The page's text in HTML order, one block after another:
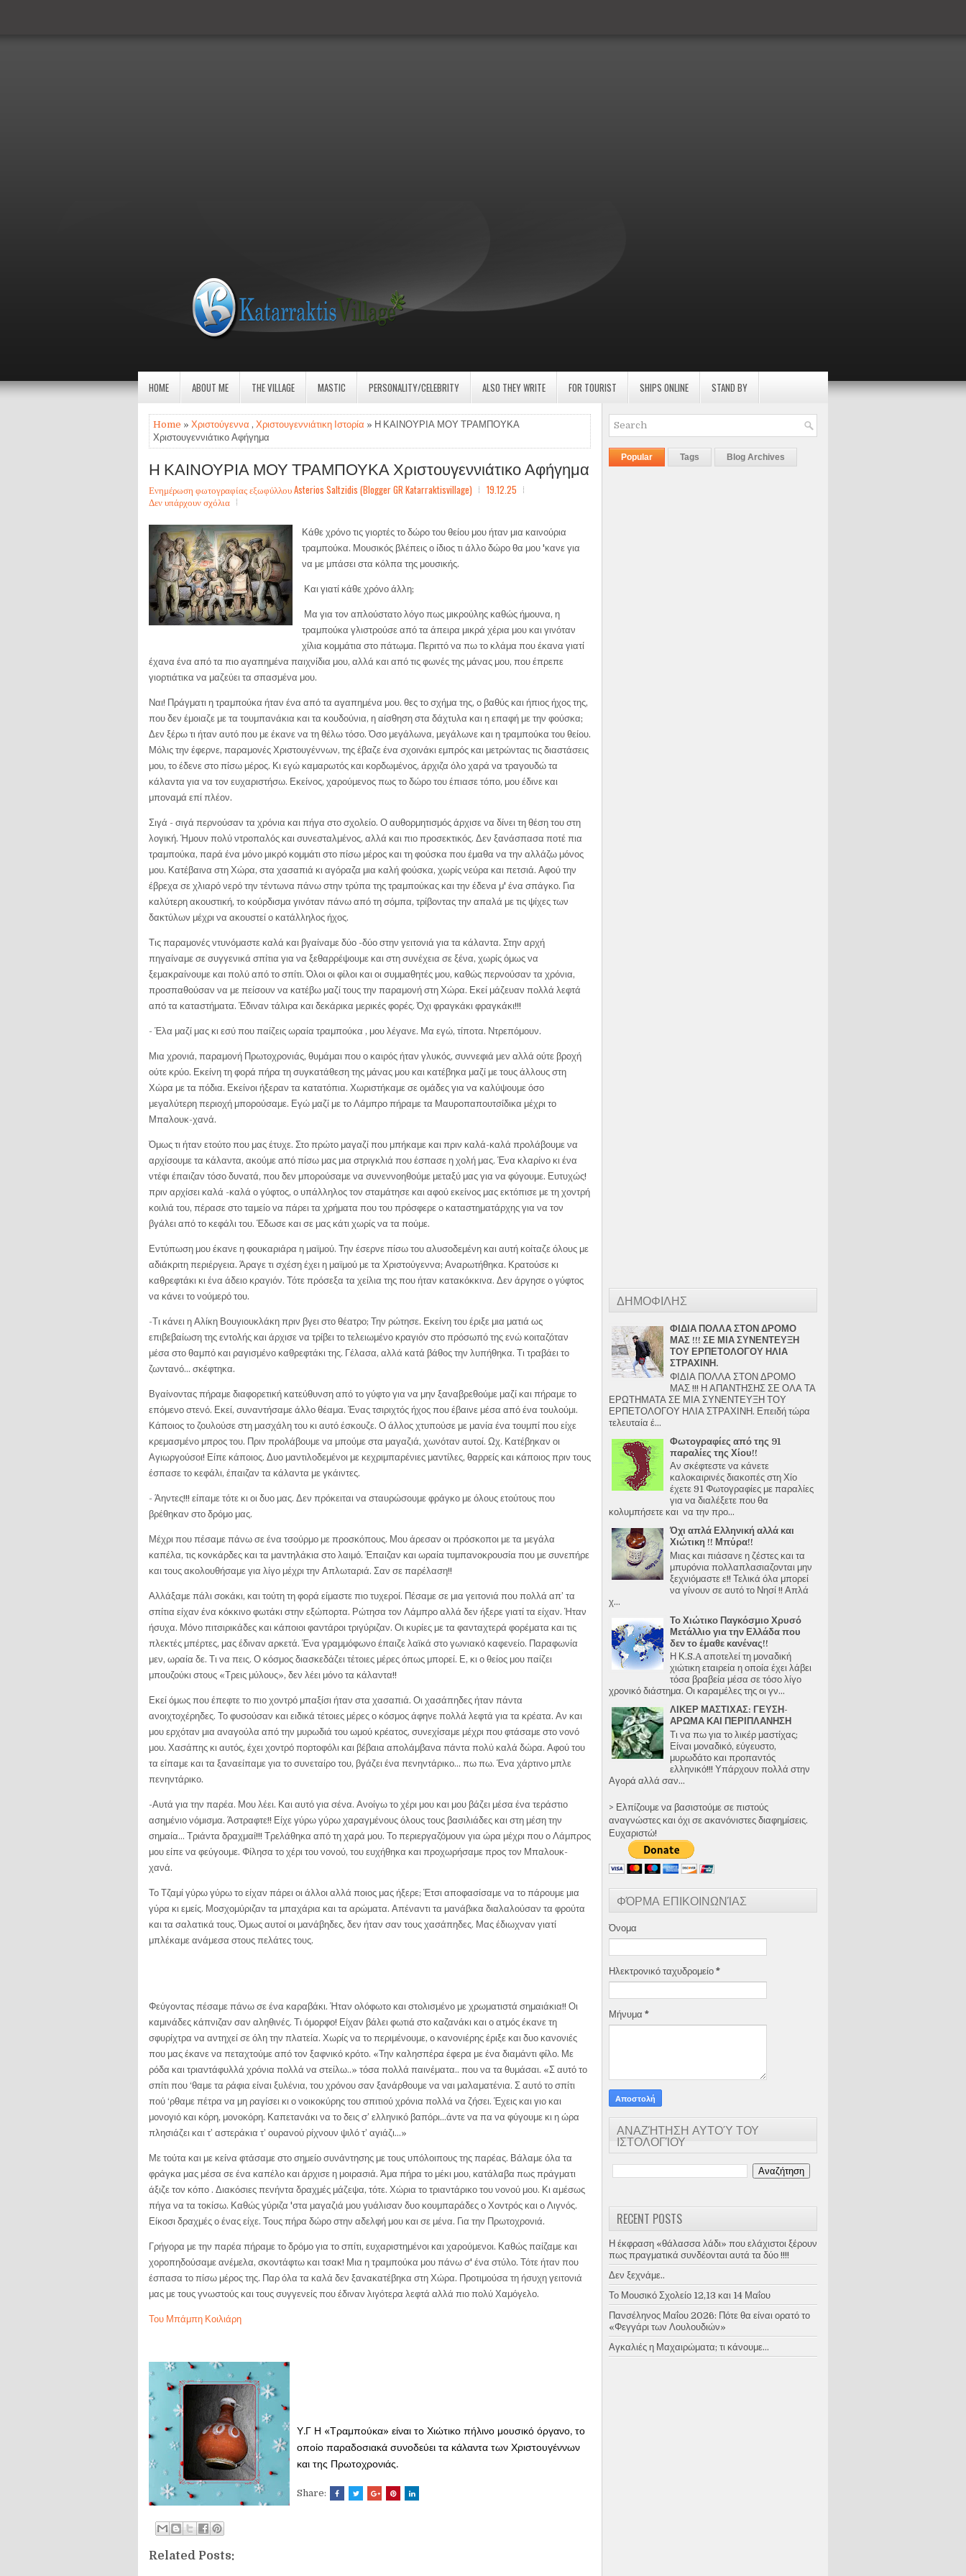
HOME ABOUT ME THE VILLAGE MASTIC PERSONALITY/CELEBRITY ALSO THEY WRITE FOR TOURIST SHIPS ONLINE STAND BY
Home » Χριστούγεννα , Χριστουγεννιάτικη Ιστορία » Η ΚΑΙΝΟΥΡΙΑ ΜΟΥ ΤΡΑΜΠΟΥΚΑ
Χριστουγεννιάτικο Αφήγημα
Η ΚΑΙΝΟΥΡΙΑ ΜΟΥ ΤΡΑΜΠΟΥΚΑ Χριστουγεννιάτικο Αφήγημα
Ενημέρωση φωτογραφίας εξωφύλλου Asterios Saltzidis (Blogger GR Katarraktisvillage)
19.12.25
Δεν υπάρχουν σχόλια
Κάθε χρόνο τις γιορτές το δώρο του θείου μου ήταν μια καινούρια
τραμπούκα. Μουσικός βλέπεις ο ίδιος τι άλλο δώρο θα μου 'κανε για
να με μπάσει στα κόλπα της μουσικής.
Και γιατί κάθε χρόνο άλλη;
Μα για τον απλούστατο λόγο πως μικρούλης καθώς ήμουνα, η
τραμπούκα γλιστρούσε από τα άπειρα μικρά χέρια μου και γινόταν
χίλια κομμάτια στο πάτωμα. Περιττό να πω το κλάμα που έκανα γιατί
έχανα ένα από τα πιο αγαπημένα παιχνίδια μου, αλλά και από τις φωνές της μάνας μου, που έπρεπε
γιορτιάτικα να μαζεύει τα σπασμένα μου.
Ναι! Πράγματι η τραμπούκα ήταν ένα από τα αγαπημένα μου. θες το σχήμα της, ο βαθύς και ήπιος ήχος της,
που δεν έμοιαζε με τα τουμπανάκια και τα κουδούνια, η αίσθηση στα δάχτυλα και η επαφή με την φούσκα;
Δεν ξέρω τι ήταν αυτό που με έκανε να τη θέλω τόσο. Όσο μεγάλωνα, μεγάλωνε και η τραμπούκα του θείου.
Μόλις την έφερνε, παραμονές Χριστουγέννων, της έβαζε ένα σχοινάκι εμπρός και μετρώντας τις διαστάσεις
μου, το έδενε στο πίσω μέρος. Κι εγώ καμαρωτός και κορδωμένος, άρχιζα όλο χαρά να τραγου­δώ τα
κάλαντα για να τον ευχαριστήσω. Εκείνος, χαρούμενος πως το δώρο του έπιασε τόπο, μου έδινε και
μποναμά επί πλέον.
Σιγά - σιγά περνούσαν τα χρόνια και πήγα στο σχολείο. Ο αυθορμητι­σμός άρχισε να δίνει τη θέση του στη
λογική. Ήμουν πολύ ντροπαλός και συ­νεσταλμένος, αλλά και πιο προσεκτικός. Δεν ξανάσπασα ποτέ πια
τραμπούκα, παρά ένα μόνο μικρό κομμάτι στο πίσω μέρος και τη φούσκα που έμαθα να την αλλάζω μόνος
μου. Κατέβαινα στη Χώρα, στα χασαπιά κι αγόραζα μια κα­λή φούσκα, χωρίς νεύρα και πετσιά. Αφού την
έβρεχα σε χλιαρό νερό την τέντωνα πάνω στην τρύπα της τραμπούκας και την έδενα μ' ένα σπάγκο. Για
καλύτερη ακουστική, το κούρδισμα γινόταν πάνω από τη σόμπα, τρίβοντας την απαλά με τις ψίχες των
δακτύλων μέχρι να ακουστεί ο κατάλληλος ήχος.
Τις παραμονές ντυνόμαστε καλά και βγαίναμε δύο -δύο στην γειτονιά για τα κά­λαντα. Στην αρχή
πηγαίναμε σε συγγενικά σπίτια για να ξεθαρρέψουμε και στη συνέχεια σε ξένα, χωρίς όμως να
ξεμακραίνουμε και πολύ από το σπίτι. Όλοι οι φίλοι και οι συμμαθητές μου, καθώς περνούσαν τα χρόνια,
προσπαθούσαν να με πείσουν να κατέβω μαζί τους την παραμονή στη Χώρα. Εκεί μάζευαν πολλά λεφτά
από τα κα­ταστήματα. Έδιναν τάλιρα και δεκάρικα μερικές φορές. Όχι φραγκάκι φραγκάκι!!!
- Έλα μαζί μας κι εσύ που παίζεις ωραία τραμπούκα , μου λέγανε. Μα εγώ, τίποτα. Ντρεπόμουν.
Μια χρονιά, παραμονή Πρωτοχρονιάς, θυμάμαι που ο καιρός ήταν γλυκός, συννεφιά μεν αλλά ούτε βροχή
ούτε κρύο. Εκείνη τη φορά πήρα τη συγκατάθεση της μάνας μου και κατέβηκα μαζί με τους άλλους στη
Χώρα με τα πόδια. Εκείνοι ήξεραν τα κατατόπια. Χωρι­στήκαμε σε ομάδες για να καλύψουμε όσο
μεγαλύτερη περιοχή μπορούσαμε. Εγώ μαζί με το Λάμπρο πήραμε τα Μαυροπαπουτσίδικα μέχρι το
Μπαλουκ-χανά.
Όμως τι ήταν ετούτο που μας έτυχε. Στο πρώτο μαγαζί που μπήκαμε και πριν καλά-καλά προλάβουμε να
αρχίσουμε τα κάλαντα, ακούμε από πίσω μας μια στριγκλιά που έσπασε η χολή μας. Ένα κλαρίνο κι ένα
ντέφι έπαιζαν τόσο δυνατά, που δεν μπορούσαμε να συνεννοηθούμε μεταξύ μας για να φύγουμε. Ευτυχώς!
πριν αρχίσει καλά -καλά ο γύφτος, ο υπάλληλος τον σταμάτησε και αφού εκείνος μας εκτόπισε με τη χοντρή
κοιλιά του, πέρασε στο ταμείο να πάρει τα χρήματα που του πρόσφερε ο καταστηματάρχης για να τον
βγάλει από το κε­φάλι του. Έδωσε και σε μας κάτι χωρίς να τα πούμε.
Εντύπωση μου έκανε η φουκαριάρα η μαϊμού. Την έσερνε πίσω του αλυσοδεμένη και αυτή κοίταζε όλους με
αδιάκριτη περιέργεια. Άραγε τι σχέση έχει η μαϊμού με τα Χριστούγεννα; Αναρωτήθηκα. Κρατούσε κι
καθρεφτάκι κι ένα άδειο κραγιόν. Τότε πρόσεξα τα χείλια της που ήταν κατακόκκινα. Δεν άργησε ο γύφτος
να κάνει το νούμερό του.
-Τι κάνει η Αλίκη Βουγιουκλάκη πριν βγει στο θέατρο; Την ρώτησε. Εκείνη του έριξε μια ματιά ως
επιβεβαίωση της εντολής και άρχισε να τρίβει το τελειωμένο κραγιόν στο πρόσωπό της ενώ κοιταζόταν
μέσα στο θαμπό και ραγισμένο καθρεφτάκι της. Γέλασα, αλλά κατά βάθος την λυπήθηκα. Τι τραβάει το
ζωντανό… σκέφτηκα.
Βγαίνοντας πήραμε διαφορετική κατεύθυνση από το γύφτο για να μην ξαναβρεθούμε μαζί και πήραμε το
επόμενο στενό. Εκεί, συναντήσαμε άλλο θέαμα. Ένας τσιριχτός ήχος που έβαινε μέσα από ένα τουλούμι.
Κάποιος το ζουλούσε στη μασχάλη του κι αυτό έσκουζε. Ο άλλος χτυπούσε με μανία ένα τουμπί που είχε
κρεμασμένο μπρος του. Πριν προλάβουμε να μπούμε στα μαγαζιά, χωνόταν αυτοί. Ωχ. Κατέβηκαν οι
Αγιωργούσοι! Είπε κάποιος. Δυο μαντιλοδεμένοι με κεχριμπαρένιες μαντίλες, θαρρείς και κάποιος πριν τους
έσπασε το κεφάλι, έπαιζαν τα κάλαντα με γκάιντες.
- Άηντες!!! είπα­με τότε κι οι δυο μας. Δεν πρόκειται να σταυρώσουμε φράγκο με όλους ετού­τους που
βρέθηκαν στο δρόμο μας.
Μέχρι που πέσαμε πάνω σε ένα τσούρμο με προσκόπους. Μου άρεσαν οι πρόσκοποι με τα μεγάλα
καπέλα, τις κονκάρδες και τα μαντηλάκια στο λαιμό. Έπαιζαν και ωραία τυμπανοκρουσία που με συνεπήρε
και τους ακολουθήσαμε για λίγο μέχρι την Απλωταριά. Σαν σε παρέλαση!!
Αλλάξαμε πάλι σοκάκι, και τούτη τη φορά είμαστε πιο τυχεροί. Πέσαμε σε μια γειτονιά που πολλά απ’ τα
σπίτια είχαν ένα κόκκινο φωτάκι στην εξώπορτα. Ρώτησα τον Λάμπρο αλλά δεν ήξερε γιατί τα είχαν. Ήταν
ήσυχα. Μόνο πιτσιρικάδες και κάποιοι φαντάροι τριγύριζαν. Οι κυρίες με τα φανταχτερά φορέματα και τις
πλεκτές μπέρτες, μας έδιναν αρκετά. Ένα γραμμόφωνο έπαιζε λαϊκά στο γωνιακό καφενείο. Παραφωνία
μεν, ωραία δε. Τι να πεις. Ο κόσμος διασκεδάζει τέτοιες μέρες όπως μπορεί. Ε, κι ο θείος μου παίζει
μπουζούκι στους «Τρεις μύλους», δεν λέει μόνο τα κάλαντα!!
Εκεί όμως που έπεφτε το πιο χοντρό μπαξίσι ήταν στα χασαπιά. Οι χασάπηδες ήταν πάντα
ανοιχτοχέρηδες. Το φυσούσαν και ειδικά τέτοιες μέρες ο κόσμος άφηνε πολλά λεφτά για τα κρέατα. Αν και
μου ερχόταν μια αναγούλα από την μυρωδιά του ωμού κρέατος, συνεχίσαμε μέχρι που φτάσαμε στο νονό
μου. Χασάπης κι αυτός, έχει χοντρό πορτοφόλι και βέβαια απολάμβανα πάντα πολύ καλά δώρα. Αφού του
τα είπαμε και τα ξαναείπαμε για το συνεταίρο του, βγάζει ένα πενηντάρικο… πω πω. Ένα χάρτινο μπλε
πενηντάρικο.
-Αυτά για την παρέα. Μου λέει. Και αυτό για σένα. Ανοίγω το χέρι μου και μου βάζει μέσα ένα τεράστιο
ασημένιο νόμισμα. Άστραφτε!! Είχε γύρω γύρω χαραγμένους όλους τους βασιλιάδες και στη μέση την
σημαία… Τριάντα δραχμαί!!! Τρελάθηκα από τη χαρά μου. Το περιεργαζόμουν για ώρα μέχρι που ο Λάμπρος
μου είπε να φεύγουμε. Φίλησα το χέρι του νονού, του ευχήθηκα και προχωρήσαμε προς τον Μπαλουκ-
χανά.
Το Τζαμί γύρω γύρω το είχαν πάρει οι άλλοι αλλά ποιος μας ήξερε; Έτσι αποφασίσαμε να το πάρουμε μια
γύρα κι εμείς. Μοσχομύριζαν τα μπαχάρια και τα αρώματα. Απέναντι τα μανάβικα διαλαλούσαν τα φρούτα
και τα σαλατικά τους. Όμως αυτοί οι μανάβηδες, δεν ήταν σαν τους χασάπηδες. Μας έδιωχναν γιατί
μπλέκαμε ανάμεσα στους πελάτες τους.
Φεύγοντας πέσαμε πάνω σε ένα καραβάκι. Ήταν ολόφωτο και στολισμένο με χρωματιστά σημαιάκια!! Οι
καμινάδες κάπνιζαν σαν αληθινές. Τι όμορφο! Είχαν βάλει φωτιά στο καζανάκι και ο ατμός έκανε τη
σφυρίχτρα να αντηχεί σε όλη την πλατεία. Χωρίς να το περιμένουμε, ο κανονιέρης έριξε και δυο κανονιές
που μας έκανε να πεταχτούμε από τον ξαφνικό κρότο. «Την καλησπέρα έφερα με ένα διαμάντι φίλο. Με
ρόδα και τριαντάφυλλά χρόνια πολλά να στείλω..» τόσα πολλά παινέματα.. που να τα θυμάσαι. «Σ αυτό το
σπίτι που ‘θαμε τα ράφια είναι ξυλένια, του χρόνου σαν ξανάρθουμε να ναι μαλαματένια. Σ αυτό το σπίτι
πού ‘ρθαμε πέτρα να μη ραγίσει κι ο νοικοκύρης του σπιτιού χρόνια πολλά να ζήσει. Έχεις και γιο και
μονογιό και κόρη, μονοκόρη. Καπετανάκι να το δεις σ’ ελληνικό βαπόρι…άντε να πα να φύγουμε κι η ώρα
πλησιάζει και τ’ αστεράκια τ’ ουρανού ρίχνουν ψιλό τ’ αγιάζι…»
Με τούτα και με κείνα φτάσαμε στο σημείο συνάντησης με τους υπόλοιπους της παρέας. Βάλαμε όλα τα
φράγκα μας μέσα σε ένα καπέλο και άρχισε η μοιρασιά. Άμα πήρα το μέκι μου, κατάλαβα πως πράγματι
άξιζε τον κόπο . Διακόσιες πενήντα δραχμές μά­ζεψα, τότε. Χώρια το τριαντάρικο του νονού μου. Κι αμέσως
πήγα να τα τοκίσω. Καθώς γύριζα 'στα μαγαζιά μου γυάλισαν δυο κουμπαράδες ο Χοντρός και ο Λιγνός.
Είκοσι δραχμές ο ένας είχε. Τους πήρα δώρο στην αδελφή μου και σε μένα. Για την Πρωτοχρονιά.
Γρήγορα με την παρέα πήραμε το δρόμο για το σπίτι, ευχαριστημένοι και χαρούμενοι. Καθώς παίζαμε και
χοροπηδούσαμε ανέμελα, σκοντάφτω και τσακ! Μια η τραμπούκα μου πάνω σ' ένα στύλο. Τότε ήταν που
έσπασα το πίσω μέρος της. Παρ όλα τα καλά δεν ξανακατέβηκα στη Χώρα. Προτιμούσα τη ήσυχη γειτονιά
μας με τους γνωστούς και τους συγγενείς που έδιναν λιγό­τερα λεφτά αλλά πιο πολύ Χαμόγελο.
Του Μπάμπη Κοιλιάρη
Υ.Γ Η «Τραμπούκα» είναι το Χιώτικο πήλινο μουσικό όργανο, το
οποίο παραδοσιακά συνοδεύει τα κάλαντα των Χριστουγέννων
και της Πρωτοχρονιάς.
Share:
Related Posts:
Popular Tags Blog Archives
ΔΗΜΟΦΙΛΗΣ
ΦΙΔΙΑ ΠΟΛΛΑ ΣΤΟΝ ΔΡΟΜΟ
ΜΑΣ !!! ΣΕ ΜΙΑ ΣΥΝΕΝΤΕΥΞΗ
ΤΟΥ ΕΡΠΕΤΟΛΟΓΟΥ ΗΛΙΑ
ΣΤΡΑΧΙΝΗ.
ΦΙΔΙΑ ΠΟΛΛΑ ΣΤΟΝ ΔΡΟΜΟ
ΜΑΣ !!! Η ΑΠΑΝΤΗΣΗΣ ΣΕ ΟΛΑ ΤΑ
ΕΡΩΤΗΜΑΤΑ ΣΕ ΜΙΑ ΣΥΝΕΝΤΕΥΞΗ ΤΟΥ
ΕΡΠΕΤΟΛΟΓΟΥ ΗΛΙΑ ΣΤΡΑΧΙΝΗ. Επειδή τώρα
τελευταία έ...
Φωτογραφίες από της 91
παραλίες της Χίου!!
Αν σκέφτεστε να κάνετε
καλοκαιρινές διακοπές στη Χίο
έχετε 91 Φωτογραφίες με παραλίες
για να διαλέξετε που θα
κολυμπήσετε και να την προ...
Όχι απλά Ελληνική αλλά και
Χιώτικη !! Μπύρα!!
Μιας και πιάσανε η ζέστες και τα
μπυρόνια πολλαπλασιαζονται μην
ξεχνιόμαστε ε!! Τελικά όλα μπορεί
να γίνουν σε αυτό το Νησί !! Απλά
χ...
Το Χιώτικο Παγκόσμιο Χρυσό
Μετάλλιο για την Ελλάδα που
δεν το έμαθε κανένας!!
Η Κ.S.A αποτελεί τη μοναδική
χιώτικη εταιρεία η οποία έχει λάβει
τόσα βραβεία μέσα σε τόσο λίγο
χρονικό διάστημα. Οι καραμέλες της οι γν...
ΛΙΚΕΡ ΜΑΣΤΙΧΑΣ: ΓΕΥΣΗ-
ΑΡΩΜΑ ΚΑΙ ΠΕΡΙΠΛΑΝΗΣΗ
Τι να πω για το λικέρ μαστίχας;
Είναι μοναδικό, εύγευστο,
μυρωδάτο και προπαντός
ελληνικό!!! Υπάρχουν πολλά στην
Αγορά αλλά σαν...
> Ελπίζουμε να βασιστούμε σε πιστούς
αναγνώστες και όχι σε ακανόνιστες διαφημίσεις.
Ευχαριστώ!
ΦΌΡΜΑ ΕΠΙΚΟΙΝΩΝΊΑΣ
Όνομα
Ηλεκτρονικό ταχυδρομείο *
Μήνυμα *
ΑΝΑΖΉΤΗΣΗ ΑΥΤΟΎ ΤΟΥ
ΙΣΤΟΛΟΓΊΟΥ
RECENT POSTS
Η έκφραση «θάλασσα λάδι» που ελάχιστοι ξέρουν
πως πραγματικά συνδέονται αυτά τα δύο !!!!
Δεν ξεχνάμε..
Το Μουσικό Σχολείο 12,13 και 14 Μαΐου
Πανσέληνος Μαΐου 2026: Πότε θα είναι ορατό το
«Φεγγάρι των Λουλουδιών»
Αγκαλιές η Μαχαιρώματα; τι κάνουμε...